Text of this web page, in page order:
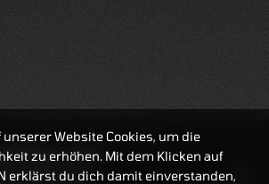
21:47:17
7:30-23 UHR
Website Cookies, um die
zu erhöhen. Mit dem Klicken auf
erklärst du dich damit einverstanden,